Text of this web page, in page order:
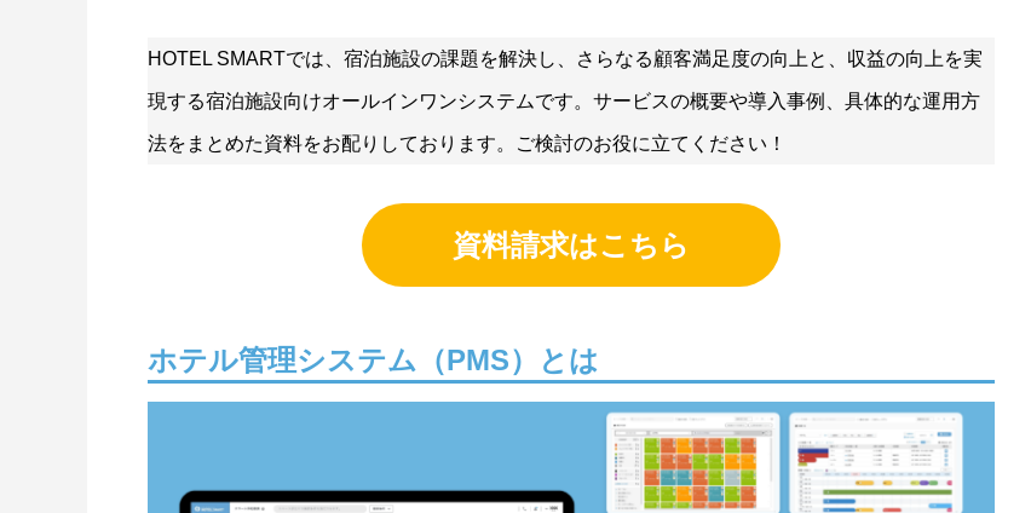
HOTEL SMARTでは、宿泊施設の課題を解決し、さらなる顧客満足度の向上と、収益の向上を実
現する宿泊施設向けオールインワンシステムです。サービスの概要や導入事例、具体的な運用方
法をまとめた資料をお配りしております。ご検討のお役に立てください！
資料請求はこちら
ホテル管理システム（PMS）とは